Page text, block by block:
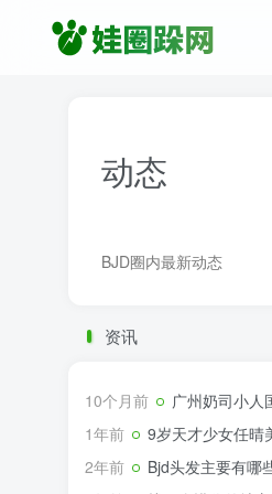
动态
BJD圈内最新动态
资讯
10个月前
广州奶司小人
1年前
9岁天才少女任晴
2年前
Bjd头发主要有哪